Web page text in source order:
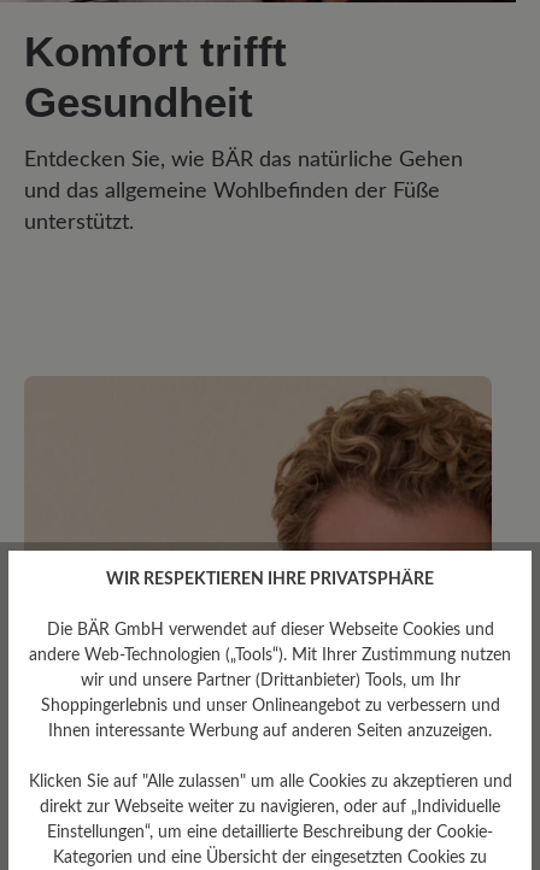
Komfort trifft
Gesundheit
Entdecken Sie, wie BÄR das natürliche Gehen
und das allgemeine Wohlbefinden der Füße
unterstützt.
WIR RESPEKTIEREN IHRE PRIVATSPHÄRE
Die BÄR GmbH verwendet auf dieser Webseite Cookies und
andere Web-Technologien („Tools“). Mit Ihrer Zustimmung nutzen
wir und unsere Partner (Drittanbieter) Tools, um Ihr
Shoppingerlebnis und unser Onlineangebot zu verbessern und
Ihnen interessante Werbung auf anderen Seiten anzuzeigen.
Klicken Sie auf "Alle zulassen" um alle Cookies zu akzeptieren und
direkt zur Webseite weiter zu navigieren, oder auf „Individuelle
Einstellungen“, um eine detaillierte Beschreibung der Cookie-
Kategorien und eine Übersicht der eingesetzten Cookies zu